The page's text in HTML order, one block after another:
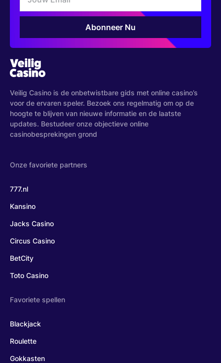
Veilig Casino is de onbetwistbare gids met online casino’s
voor de ervaren speler. Bezoek ons regelmatig om op de
hoogte te blijven van nieuwe informatie en de laatste
updates. Bestudeer onze objectieve online
casinobesprekingen grond
Onze favoriete partners
777.nl
Kansino
Jacks Casino
Circus Casino
BetCity
Toto Casino
Favoriete spellen
Blackjack
Roulette
Gokkasten